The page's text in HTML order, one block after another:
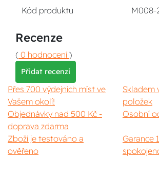
Kód produktu M008-
Recenze
( 0 hodnocení )
Přidat recenzi
Přes 700 výdejních míst ve
Vašem okolí!
Skladem
položek
Objednávky nad 500 Kč -
doprava zdarma
Osobní
Zboží je testováno a
ověřeno
Garance